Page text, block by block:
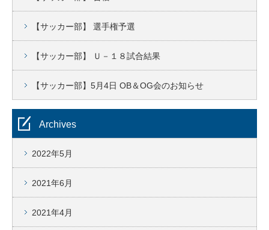
【サッカー部】 選手権予選
【サッカー部】 Ｕ－１８試合結果
【サッカー部】5月4日 OB＆OG会のお知らせ
Archives
2022年5月
2021年6月
2021年4月